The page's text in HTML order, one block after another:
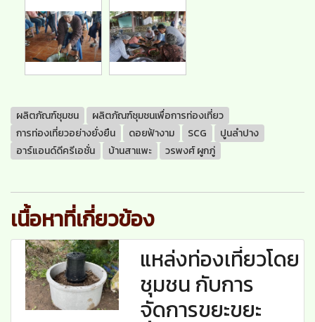
ผลิตภัณฑ์ชุมชน
ผลิตภัณฑ์ชุมชนเพื่อการท่องเที่ยว
การท่องเที่ยวอย่างยั่งยืน
ดอยฟ้างาม SCG
ปูนลำปาง
อาร์แอนด์ดีครีเอชั่น
บ้านสาแพะ วรพงศ์ ผูกภู่
เนื้อหาที่เกี่ยวข้อง
แหล่งท่องเที่ยวโดย
ชุมชน กับการ
จัดการขยะขยะ